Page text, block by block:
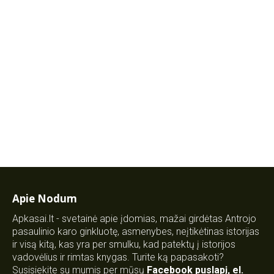
Apie Nodum
Apkasai.lt - svetainė apie įdomias, mažai girdėtas Antrojo
pasaulinio karo ginkluotę, asmenybes, neįtikėtinas istorijas
ir visą kitą, kas yra per smulku, kad patektų į istorijos
vadovėlius ir rimtas knygas. Turite ką papasakoti?
Susisiekite su mumis per mūsų Facebook puslapį, el.